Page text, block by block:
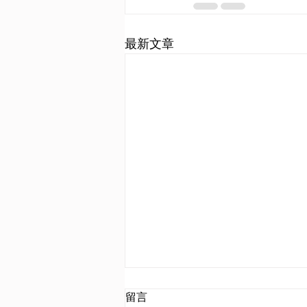
最新文章
試指出歐洲列強於20世紀初爆
留言